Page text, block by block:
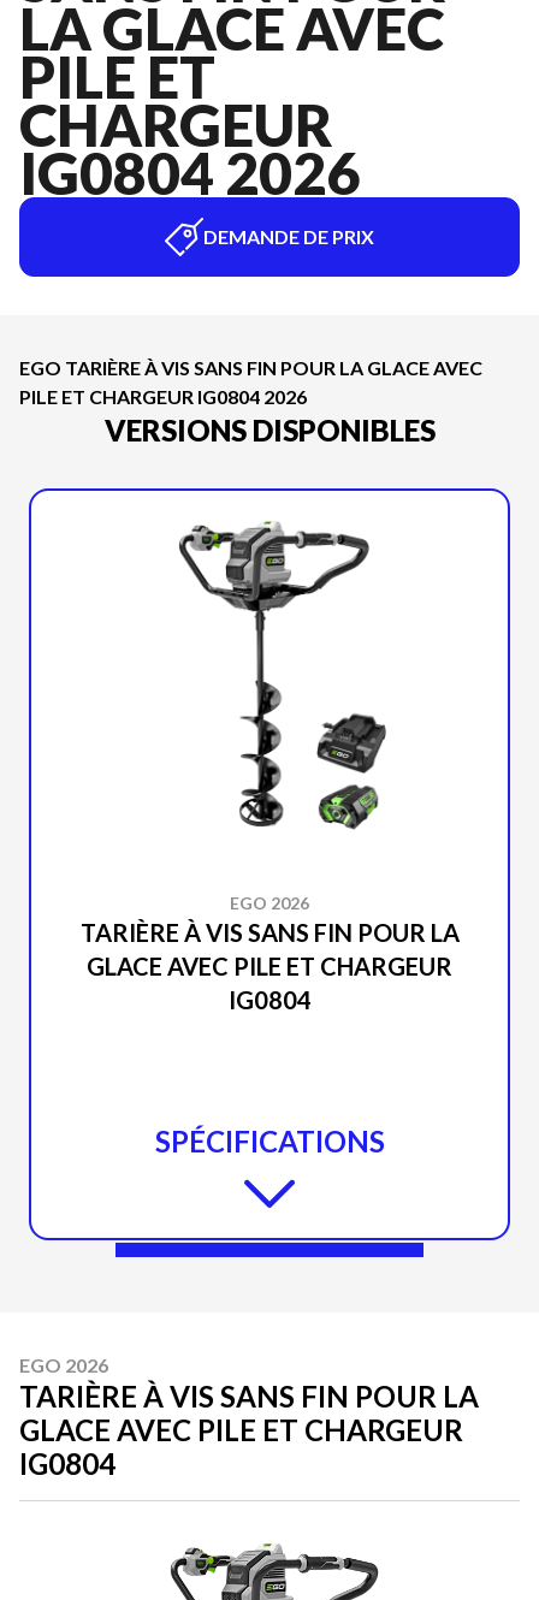
LA GLACE AVEC
PILE ET
CHARGEUR
IG0804 2026
DEMANDE DE PRIX
EGO TARIÈRE À VIS SANS FIN POUR LA GLACE AVEC
PILE ET CHARGEUR IG0804 2026
VERSIONS DISPONIBLES
EGO 2026
TARIÈRE À VIS SANS FIN POUR LA
GLACE AVEC PILE ET CHARGEUR
IG0804
SPÉCIFICATIONS
EGO 2026
TARIÈRE À VIS SANS FIN POUR LA
GLACE AVEC PILE ET CHARGEUR
IG0804